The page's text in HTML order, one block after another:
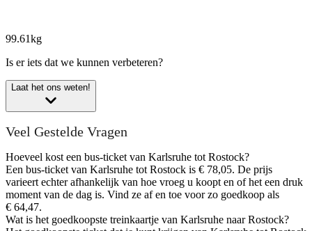
99.61kg
Is er iets dat we kunnen verbeteren?
Laat het ons weten!
Veel Gestelde Vragen
Hoeveel kost een bus-ticket van Karlsruhe tot Rostock?
Een bus-ticket van Karlsruhe tot Rostock is € 78,05. De prijs
varieert echter afhankelijk van hoe vroeg u koopt en of het een druk
moment van de dag is. Vind ze af en toe voor zo goedkoop als
€ 64,47.
Wat is het goedkoopste treinkaartje van Karlsruhe naar Rostock?